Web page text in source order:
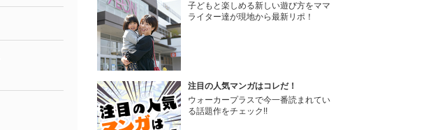
子どもと楽しめる新しい遊び方をママ
ライター達が現地から最新リポ！
注目の人気マンガはコレだ！
ウォーカープラスで今一番読まれてい
る話題作をチェック!!